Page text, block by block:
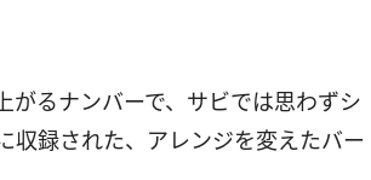
るナンバーで、サビでは思わずシ
収録された、アレンジを変えたバー